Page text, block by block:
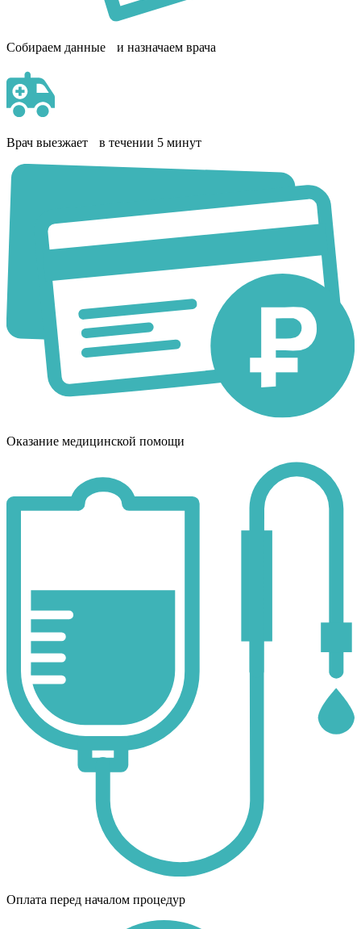
Собираем данные и назначаем врача
Врач выезжает в течении 5 минут
Оказание медицинской помощи
Оплата перед началом процедур